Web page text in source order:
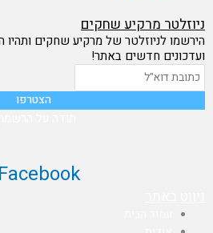
ניוזלטר מרקיע שחקים
הירשמו לניוזלטר של מרקיע שחקים
ועדכונים חדשים באתר!
Facebook